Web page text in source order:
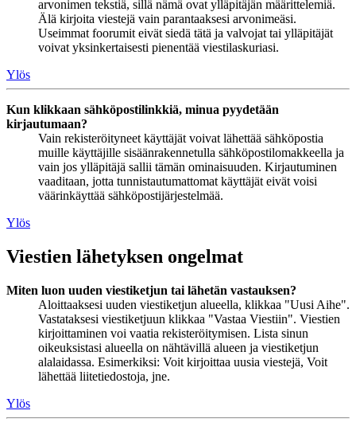
arvonimen tekstiä, sillä nämä ovat ylläpitäjän määrittelemiä.
Älä kirjoita viestejä vain parantaaksesi arvonimeäsi.
Useimmat foorumit eivät siedä tätä ja valvojat tai ylläpitäjät
voivat yksinkertaisesti pienentää viestilaskuriasi.
Ylös
Kun klikkaan sähköpostilinkkiä, minua pyydetään
kirjautumaan?
Vain rekisteröityneet käyttäjät voivat lähettää sähköpostia
muille käyttäjille sisäänrakennetulla sähköpostilomakkeella ja
vain jos ylläpitäjä sallii tämän ominaisuuden. Kirjautuminen
vaaditaan, jotta tunnistautumattomat käyttäjät eivät voisi
väärinkäyttää sähköpostijärjestelmää.
Ylös
Viestien lähetyksen ongelmat
Miten luon uuden viestiketjun tai lähetän vastauksen?
Aloittaaksesi uuden viestiketjun alueella, klikkaa "Uusi Aihe".
Vastataksesi viestiketjuun klikkaa "Vastaa Viestiin". Viestien
kirjoittaminen voi vaatia rekisteröitymisen. Lista sinun
oikeuksistasi alueella on nähtävillä alueen ja viestiketjun
alalaidassa. Esimerkiksi: Voit kirjoittaa uusia viestejä, Voit
lähettää liitetiedostoja, jne.
Ylös